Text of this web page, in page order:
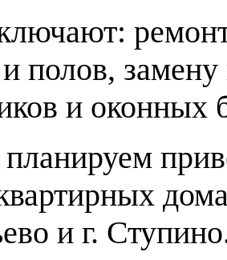
и полов,
и оконных
и г.